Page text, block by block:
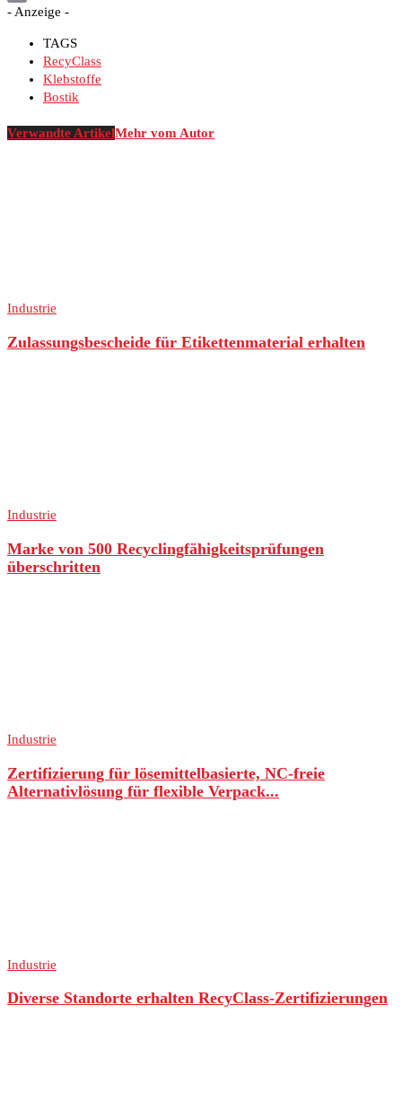
Print
- Anzeige -
TAGS
RecyClass
Klebstoffe
Bostik
Verwandte ArtikelMehr vom Autor
Industrie
Zulassungsbescheide für Etikettenmaterial erhalten
Industrie
Marke von 500 Recyclingfähigkeitsprüfungen
überschritten
Industrie
Zertifizierung für lösemittelbasierte, NC-freie
Alternativlösung für flexible Verpack...
Industrie
Diverse Standorte erhalten RecyClass-Zertifizierungen